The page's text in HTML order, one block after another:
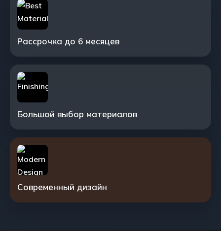
Рассрочка до 6 месяцев
Большой выбор материалов
Современный дизайн